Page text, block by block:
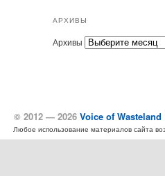
АРХИВЫ
Архивы
© 2012 — 2026 Voice of Wasteland
Любое использование материалов сайта